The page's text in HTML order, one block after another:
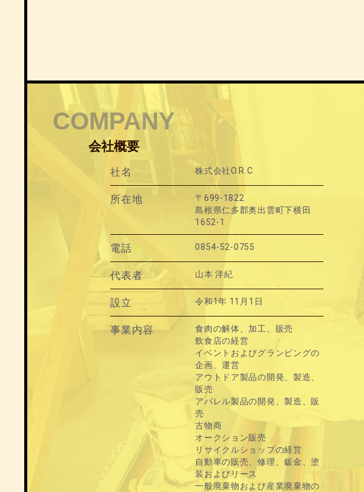
COMPANY
会社概要
社名 株式会社O.R.C
所在地
〒699-1822
島根県仁多郡奥出雲町下横田
1652-1
電話 0854-52-0755
代表者 山本 洋紀
設立 令和1年 11月1日
事業内容
食肉の解体、加工、販売
飲食店の経営
イベントおよびグランピングの
企画、運営
アウトドア製品の開発、製造、
販売
アパレル製品の開発、製造、販
売
古物商
オークション販売
リサイクルショップの経営
自動車の販売、修理、鈑金、塗
装およびリース
一般廃棄物および産業廃棄物の